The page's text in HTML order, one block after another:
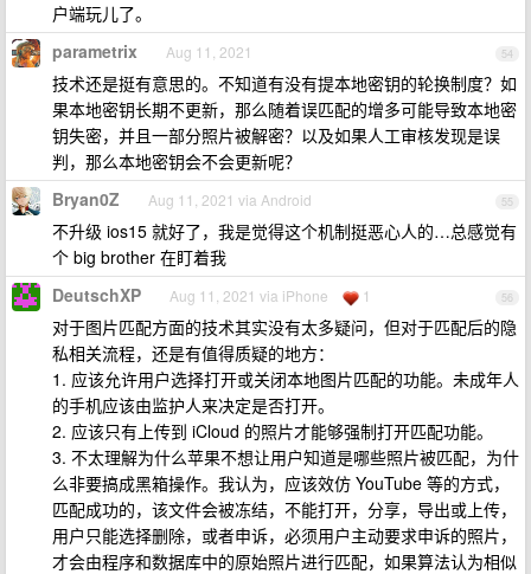
户端玩儿了。
54
parametrix Aug 11, 2021
技术还是挺有意思的。不知道有没有提本地密钥的轮换制度？如
果本地密钥长期不更新，那么随着误匹配的增多可能导致本地密
钥失密，并且一部分照片被解密？以及如果人工审核发现是误
判，那么本地密钥会不会更新呢？
55
Bryan0Z Aug 11, 2021 via Android
不升级 ios15 就好了，我是觉得这个机制挺恶心人的…总感觉有
个 big brother 在盯着我
56
DeutschXP Aug 11, 2021 via iPhone 1
对于图片匹配方面的技术其实没有太多疑问，但对于匹配后的隐
私相关流程，还是有值得质疑的地方：
1. 应该允许用户选择打开或关闭本地图片匹配的功能。未成年人
的手机应该由监护人来决定是否打开。
2. 应该只有上传到 iCloud 的照片才能够强制打开匹配功能。
3. 不太理解为什么苹果不想让用户知道是哪些照片被匹配，为什
么非要搞成黑箱操作。我认为，应该效仿 YouTube 等的方式，
匹配成功的，该文件会被冻结，不能打开，分享，导出或上传，
用户只能选择删除，或者申诉，必须用户主动要求申诉的照片，
才会由程序和数据库中的原始照片进行匹配，如果算法认为相似